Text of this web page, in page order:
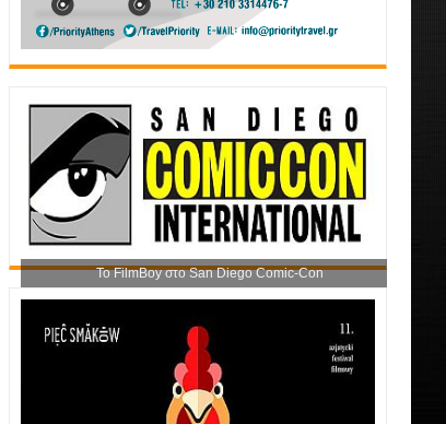
Το FilmBoy στο San Diego Comic-Con